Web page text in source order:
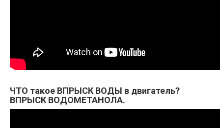
ЧТО такое ВПРЫСК ВОДЫ в двигатель?
ВПРЫСК ВОДОМЕТАНОЛА.